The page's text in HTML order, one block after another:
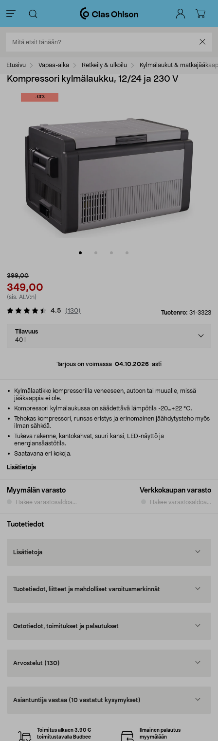
Etusivu Vapaa-aika Retkeily & ulkoilu Kylmälaukut &
Kompressori kylmälaukku, 12/24 ja 230 V
-13%
399,00
349,00
(sis. ALV:n)
Tuotenro: 31-3323
4.5 (130)
Select
variant
Tilavuus
40 l
Tarjous on voimassa 04.10.2026 asti
Myymälän varasto
Hakee varastosaldoa...
Verkkokaupan varasto
Hakee varastosaldoa...
Kylmälaatikko kompressorilla veneeseen, autoon tai muualle, missä
jääkaappia ei ole.
Kompressori kylmälaukussa on säädettävä lämpötila -20…+22 °C.
Tehokas kompressori, runsas eristys ja erinomainen jäähdytysteho myös
ilman sähköä.
Tukeva rakenne, kantokahvat, suuri kansi, LED-näyttö ja
energiansäästötila.
Saatavana eri kokoja.
Lisätietoja
Tuotetiedot
Lisätietoja
Tuotetiedot, liitteet ja mahdolliset varoitusmerkinnät
Ostotiedot, toimitukset ja palautukset
Arvostelut (130)
Asiantuntija vastaa (10 vastatut kysymykset)
Toimitus alkaen 3,90 €
toimitustavalla Budbee
Ilmainen palautus
myymälään